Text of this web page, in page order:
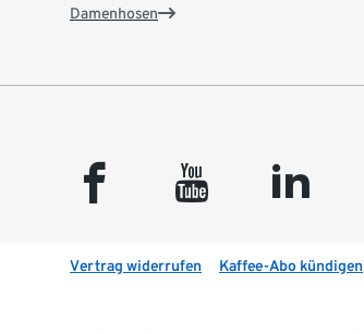
Damenhosen
facebook youtube linkedin
Vertrag widerrufen Kaffee-Abo kündigen